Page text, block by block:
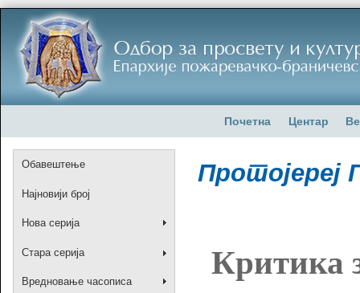
Почетна Центар
Обавештење
Најновији број
Нова серија
Стара серија
Вредновање часописа
Протојереј
Критика